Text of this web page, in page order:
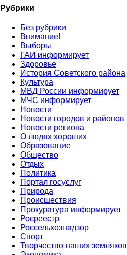
Рубрики
Без рубрики
Внимание!
Выборы
ГАИ информирует
Здоровье
История Советского района
Культура
МВД России информирует
МЧС информирует
Новости
Новости городов и районов
Новости региона
О людях хороших
Образование
Общество
Отдых
Политика
Портал госуслуг
Природа
Происшествия
Прокуратура информирует
Росреестр
Россельхознадзор
Спорт
Творчество наших земляков